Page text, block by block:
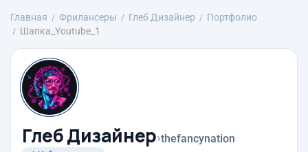
Главная Фрилансеры Глеб Дизайнер
Портфолио
Шапка_Youtube_1
Глеб Дизайнер›thefancynation